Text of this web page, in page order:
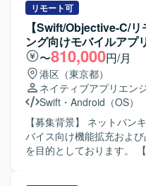
開発方針の整理、仕様調
応などを実施していただ
技術的なリードを行い、
程まで一貫して対応して
報登録、交通状況入力、
想定しております。 【求める人物像】 モバイルアプリ開発
において主体的に設計方
円滑にコミュニケーション
題整理を推進できる方を
技術面からリードしつつ
取り組んでいただける方が望ましい
リモート可
【Swift/Objective-C/
ング向けモバイルアプ
〜810,000円/月
港区（東京都）
ネイティブアプリエン
Swift ・ Android（OS）
【募集背景】 ネットバン
バイス向け機能拡充およ
を目的としております。 【作業内容】 ネットバンキング各